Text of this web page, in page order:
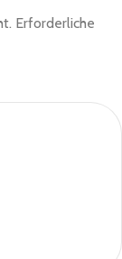
Erforderliche